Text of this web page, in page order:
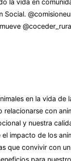
en la vida de
relacionarse con
y nuestra
impacto de los
que convivir con
para